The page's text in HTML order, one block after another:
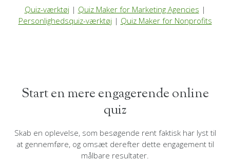
Quiz-værktøj| Quiz Maker for Marketing Agencies |
Personlighedsquiz-værktøj| Quiz Maker for Nonprofits
Start en mere engagerende online
quiz
Skab en oplevelse, som besøgende rent faktisk har lyst til
at gennemføre, og omsæt derefter dette engagement til
målbare resultater.